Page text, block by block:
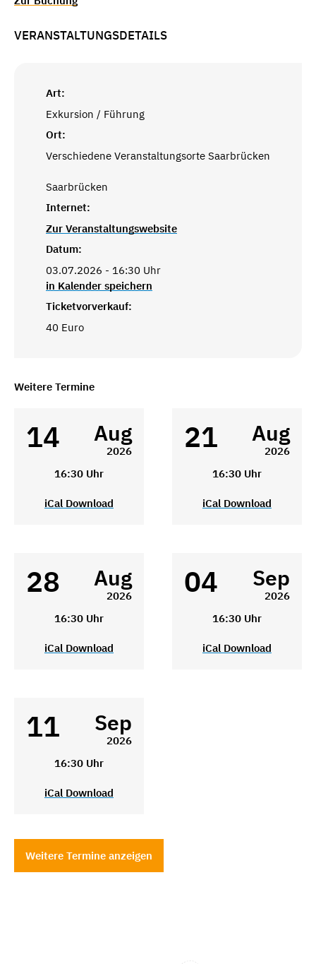
VERANSTALTUNGSDETAILS
Art:
Exkursion / Führung
Ort:
Verschiedene Veranstaltungsorte Saarbrücken
Saarbrücken
Internet:
Zur Veranstaltungswebsite
Datum:
03.07.2026 - 16:30 Uhr
in Kalender speichern
Ticketvorverkauf:
40 Euro
Weitere Termine
14 Aug
2026
16:30 Uhr
iCal Download
21 Aug
2026
16:30 Uhr
iCal Download
28 Aug
2026
16:30 Uhr
iCal Download
04 Sep
2026
16:30 Uhr
iCal Download
11 Sep
2026
16:30 Uhr
iCal Download
Weitere Termine anzeigen